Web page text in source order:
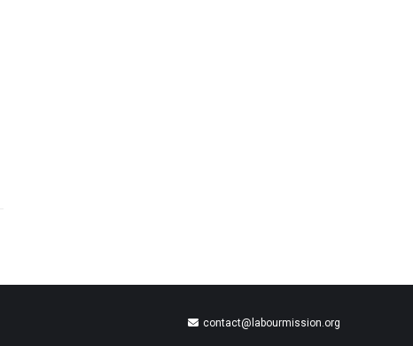
contact@labourmission.org